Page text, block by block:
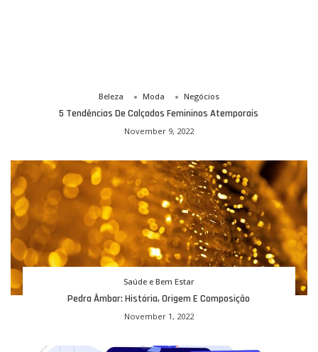
Beleza Moda Negócios
5 Tendências De Calçados Femininos Atemporais
November 9, 2022
Saúde e Bem Estar
Pedra Âmbar: História, Origem E Composição
November 1, 2022